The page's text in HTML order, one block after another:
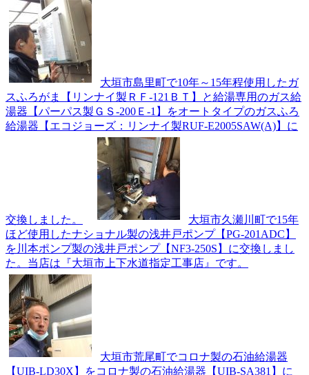
大垣市島里町で10年～15年程使用したガ
スふろがま【リンナイ製ＲＦ-121ＢＴ】と給湯専用のガス給
湯器【パーパス製ＧＳ-200Ｅ-1】をオートタイプのガスふろ
給湯器【エコジョーズ：リンナイ製RUF-E2005SAW(A)】に
交換しました。
大垣市久瀬川町で15年
ほど使用したナショナル製の浅井戸ポンプ【PG-201ADC】
を川本ポンプ製の浅井戸ポンプ【NF3-250S】に交換しまし
た。当店は『大垣市上下水道指定工事店』です。
大垣市荒尾町でコロナ製の石油給湯器
【UIB-LD30X】をコロナ製の石油給湯器【UIB-SA381】に